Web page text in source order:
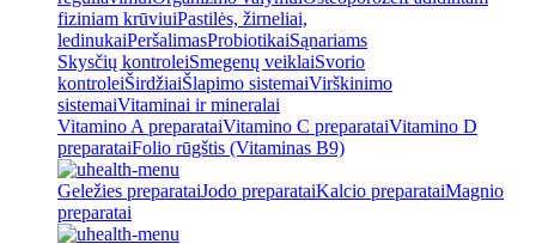
fiziniam krūviuiPastilės, žirneliai,
ledinukaiPeršalimasProbiotikaiSąnariams
Skysčių kontroleiSmegenų veiklaiSvorio
kontroleiŠirdžiaiŠlapimo sistemaiVirškinimo
sistemaiVitaminai ir mineralai
Vitamino A preparataiVitamino C preparataiVitamino D
preparataiFolio rūgštis (Vitaminas B9)
Geležies preparataiJodo preparataiKalcio preparataiMagnio
preparatai